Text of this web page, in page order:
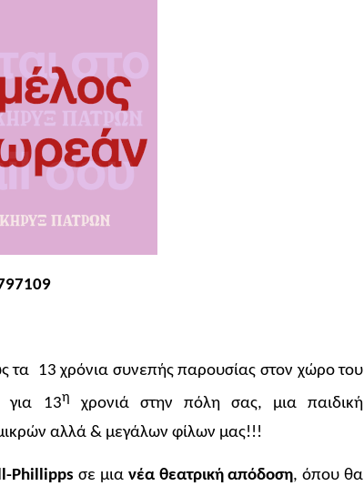
τα 13 χρόνια συνεπής παρουσίας στον χώρο του
για 13η
χρονιά στην πόλη σας, μια παιδική
αλλά & μεγάλων φίλων μας!!!
Phillipps σε μια νέα θεατρική απόδοση, όπου θα